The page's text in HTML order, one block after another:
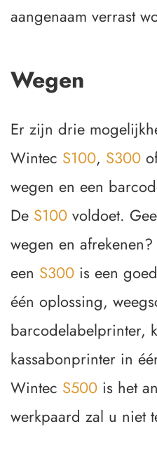
aangenaam verrast
Wegen
Er zijn drie
Wintec S100, S300
wegen en een
De S100 voldoet.
wegen en
een S300 is een
één oplossing,
barcodelabelprinter,
kassabonprinter in
Wintec S500 is het
werkpaard zal u niet